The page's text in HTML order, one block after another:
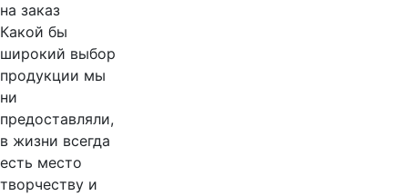
на заказ
Какой бы
широкий выбор
продукции мы
ни
предоставляли,
в жизни всегда
есть место
творчеству и